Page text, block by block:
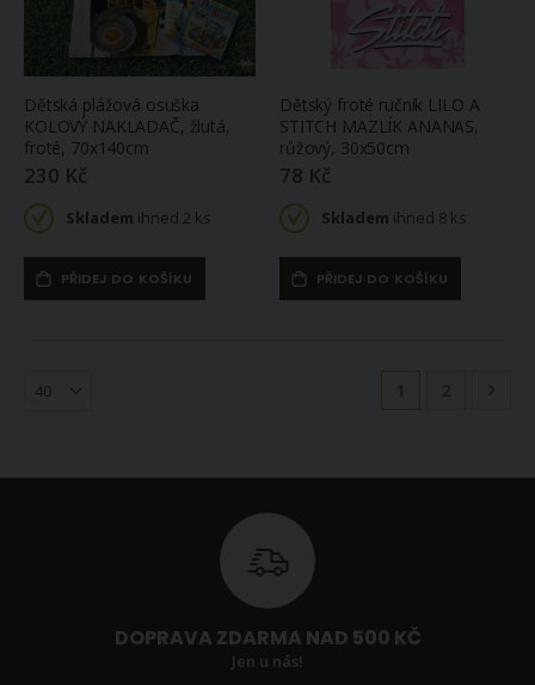
Dětská plážová osuška
KOLOVÝ NAKLADAČ, žlutá,
froté, 70x140cm
230 Kč
Skladem ihned 2 ks
PŘIDEJ DO KOŠÍKU
Dětský froté ručník LILO A
STITCH MAZLÍK ANANAS,
růžový, 30x50cm
78 Kč
Skladem ihned 8 ks
PŘIDEJ DO KOŠÍKU
DOPRAVA ZDARMA NAD 500 KČ
Jen u nás!